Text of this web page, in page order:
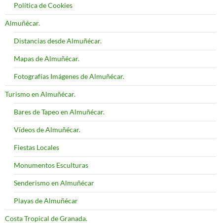
Política de Cookies
Almuñécar.
Distancias desde Almuñécar.
Mapas de Almuñécar.
Fotografías Imágenes de Almuñécar.
Turismo en Almuñécar.
Bares de Tapeo en Almuñécar.
Vídeos de Almuñécar.
Fiestas Locales
Monumentos Esculturas
Senderismo en Almuñécar
Playas de Almuñécar
Costa Tropical de Granada.